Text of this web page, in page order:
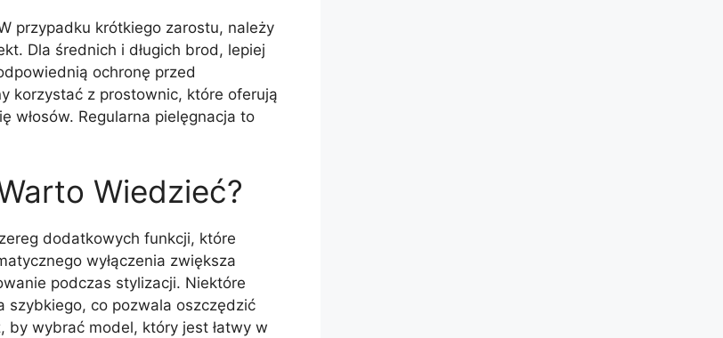
przypadku krótkiego zarostu, należy
Dla średnich i długich brod, lepiej
ochronę przed
korzystać z prostownic, które oferują
włosów. Regularna pielęgnacja to
Wiedzieć?
dodatkowych funkcji, które
wyłączenia zwiększa
podczas stylizacji. Niektóre
szybkiego, co pozwala oszczędzić
by wybrać model, który jest łatwy w